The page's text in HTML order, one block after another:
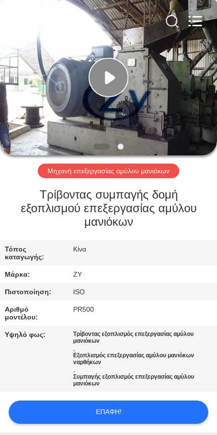
ΣΠΊΤΙ
ΠΡΟΪΟΝΤΑ
ΠΕΡΙΠΟΥ
ΗΠΑ
ΓΎΡΟΣ
ΕΡΓΟΣΤΑΣΊΩΝ
ΠΟΙΟΤΙΚΌΣ
ΜΑΣ
ΕΛΆΤΕ
ΕΠΑΦΉ
ΜΕ
ΖΗΤΉΣΤΕ
ΑΠΌΣΠΑΣΜΑ
Μηχανή επεξεργασίας αμύλου μανιόκων
Τρίβοντας συμπαγής δομή
εξοπλισμού επεξεργασίας αμύλου
μανιόκων
Τόπος
καταγωγής:
Κίνα
Μάρκα: ZY
Πιστοποίηση: ISO
Αριθμό
μοντέλου:
PR500
Υψηλό φως:
Τρίβοντας εξοπλισμός επεξεργασίας αμύλου
μανιόκων
,
Εξοπλισμός επεξεργασίας αμύλου μανιόκων
ναρθήκων
,
Συμπαγής εξοπλισμός επεξεργασίας αμύλου
μανιόκων
ΕΠΑΦΉ!